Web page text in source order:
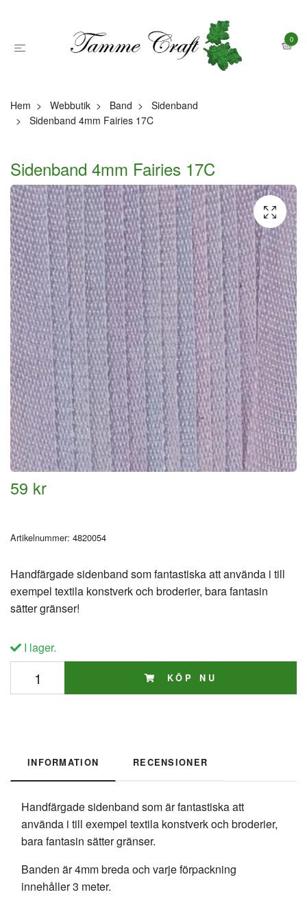
0
Hem Webbutik Band
Sidenband
Sidenband 4mm Fairies 17C
Sidenband 4mm Fairies 17C
59 kr
Artikelnummer: 4820054
Handfärgade sidenband som fantastiska att använda i till
exempel textila konstverk och broderier, bara fantasin
sätter gränser!
I lager.
KÖP NU
INFORMATION RECENSIONER
Handfärgade sidenband som är fantastiska att
använda i till exempel textila konstverk och broderier,
bara fantasin sätter gränser.
Banden är 4mm breda och varje förpackning
innehåller 3 meter.